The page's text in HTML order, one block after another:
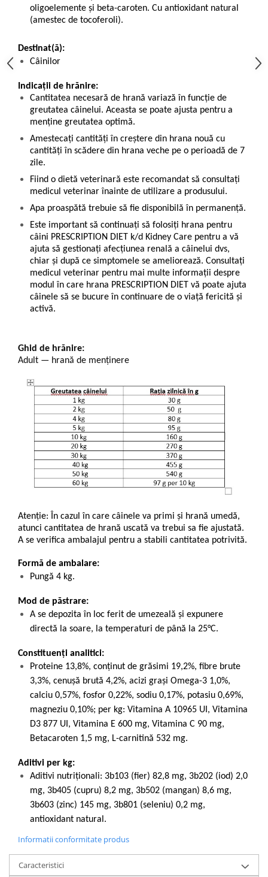
oligoelemente şi beta-caroten. Cu antioxidant natural
(amestec de tocoferoli).
Destinat(ă):
Câinilor
Indicații de hrănire:
Cantitatea necesară de hrană variază în funcție de
greutatea câinelui. Aceasta se poate ajusta pentru a
menține greutatea optimă.
Amestecați cantități în creștere din hrana nouă cu
cantități în scădere din hrana veche pe o perioadă de 7
zile.
Fiind o dietă veterinară este recomandat să consultați
medicul veterinar înainte de utilizare a produsului.
Apa proaspătă trebuie să fie disponibilă în permanență.
Este important să continuaţi să folosiţi hrana pentru
câini PRESCRIPTION DIET k/d Kidney Care pentru a vă
ajuta să gestionaţi afecțiunea renală a câinelui dvs,
chiar şi după ce simptomele se ameliorează. Consultaţi
medicul veterinar pentru mai multe informaţii despre
modul în care hrana PRESCRIPTION DIET vă poate ajuta
câinele să se bucure în continuare de o viaţă fericită şi
activă.
Ghid de hrănire:
Adult — hrană de menținere
Atenție: În cazul în care câinele va primi și hrană umedă,
atunci cantitatea de hrană uscată va trebui sa fie ajustată.
A se verifica ambalajul pentru a stabili cantitatea potrivită.
Formă de ambalare:
Pungă 4 kg.
Mod de păstrare:
A se depozita în loc ferit de umezeală și expunere
directă la soare, la temperaturi de până la 25°C.
Constituenți analitici:
Proteine 13,8%, conţinut de grăsimi 19,2%, fibre brute
3,3%, cenuşă brută 4,2%, acizi graşi Omega-3 1,0%,
calciu 0,57%, fosfor 0,22%, sodiu 0,17%, potasiu 0,69%,
magneziu 0,10%; per kg: Vitamina A 10965 UI, Vitamina
D3 877 UI, Vitamina E 600 mg, Vitamina C 90 mg,
Betacaroten 1,5 mg, L-carnitină 532 mg.
Aditivi per kg:
Aditivi nutriţionali: 3b103 (fier) 82,8 mg, 3b202 (iod) 2,0
mg, 3b405 (cupru) 8,2 mg, 3b502 (mangan) 8,6 mg,
3b603 (zinc) 145 mg, 3b801 (seleniu) 0,2 mg,
antioxidant natural.
Informatii conformitate produs
Caracteristici